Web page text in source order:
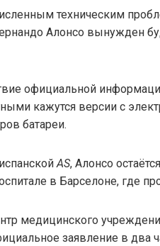
техническим
Алонсо вынужден
официальной
кажутся версии с
батареи.
AS, Алонсо
в Барселоне, где
медицинского
заявление в два